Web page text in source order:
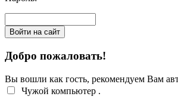
Добро пожаловать!
Вы вошли как гость, рекомендуем Вам
Чужой компьютер .